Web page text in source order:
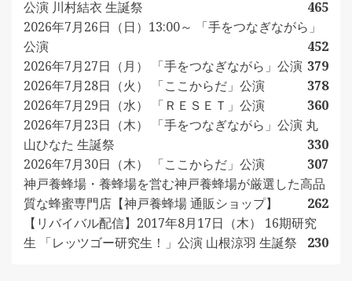
公演 川村結衣 生誕祭
465
2026年7月26日（日）13:00～ 「手をつなぎながら」
公演
452
2026年7月27日（月） 「手をつなぎながら」公演 379
2026年7月28日（火） 「ここからだ」公演
378
2026年7月29日（水） 「ＲＥＳＥＴ」公演
360
2026年7月23日（木） 「手をつなぎながら」公演 丸
山ひなた 生誕祭
330
2026年7月30日（木） 「ここからだ」公演
307
神戸養蜂場・養蜂場を営む神戸養蜂場が厳選した高品
質な蜂蜜専門店【神戸養蜂場 通販ショップ】
262
【リバイバル配信】2017年8月17日（木） 16期研究
生 「レッツゴー研究生！」公演 山根涼羽 生誕祭
230